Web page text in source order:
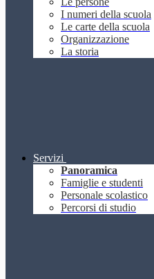
I numeri della scuola
Le carte della scuola
Organizzazione
La storia
Servizi
Panoramica
Famiglie e studenti
Personale scolastico
Percorsi di studio